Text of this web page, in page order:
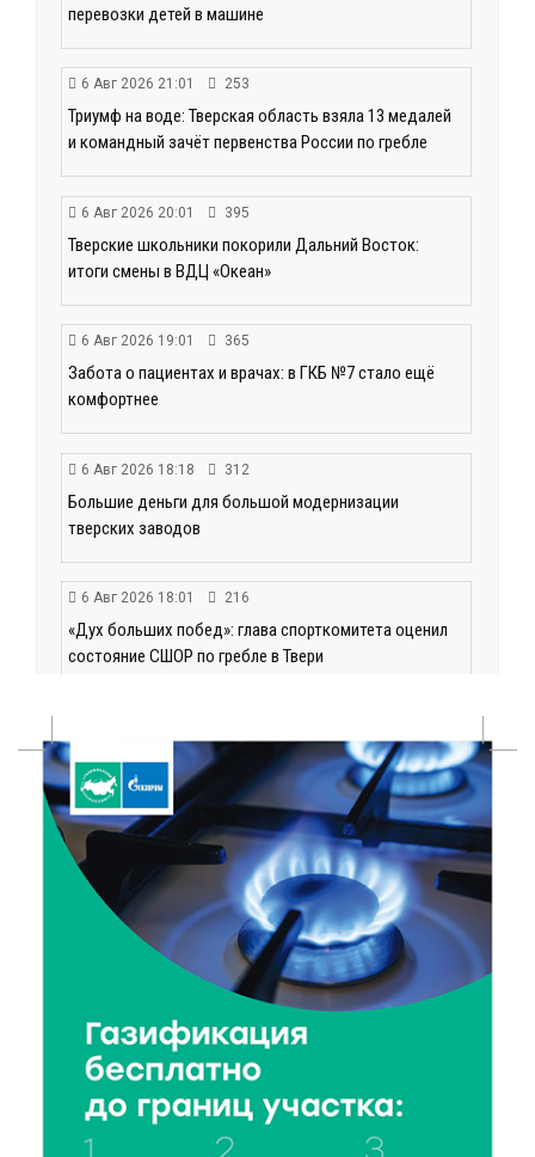
перевозки детей в машине
6 Авг 2026 21:01 253
Триумф на воде: Тверская область взяла 13 медалей
и командный зачёт первенства России по гребле
6 Авг 2026 20:01 395
Тверские школьники покорили Дальний Восток:
итоги смены в ВДЦ «Океан»
6 Авг 2026 19:01 365
Забота о пациентах и врачах: в ГКБ №7 стало ещё
комфортнее
6 Авг 2026 18:18 312
Большие деньги для большой модернизации
тверских заводов
6 Авг 2026 18:01 216
«Дух больших побед»: глава спорткомитета оценил
состояние СШОР по гребле в Твери
День рождения Светофора: в детском саду № 6
прошел необычный урок безопасности
6 Авг 2026 16:41 417
В Твери пройдёт дополнительный день приёма в
колледжи
268
Исследование: ежемесячная смена категорий
кешбэка создает волны спроса
6 Авг 2026 16:28 390
Тверские «Романтики» покорили Витебск своей